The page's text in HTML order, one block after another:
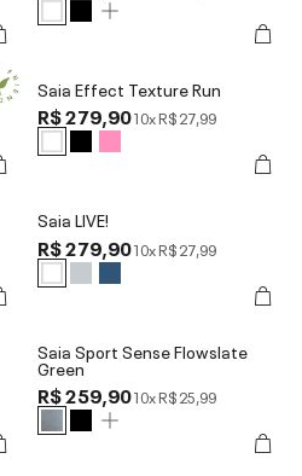
Saia Effect Texture Run
R$ 279,9010xR$ 27,99
Saia LIVE!
R$ 279,9010xR$ 27,99
Saia Sport Sense Flowslate
Green
R$ 259,9010xR$ 25,99